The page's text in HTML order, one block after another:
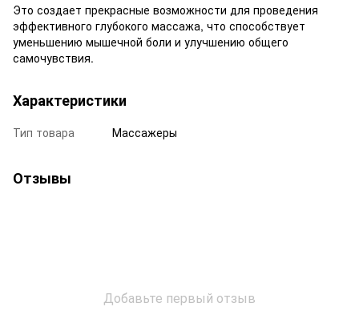
Это создает прекрасные возможности для проведения
эффективного глубокого массажа, что способствует
уменьшению мышечной боли и улучшению общего
самочувствия.
Характеристики
Тип товара Массажеры
Отзывы
Добавьте первый отзыв